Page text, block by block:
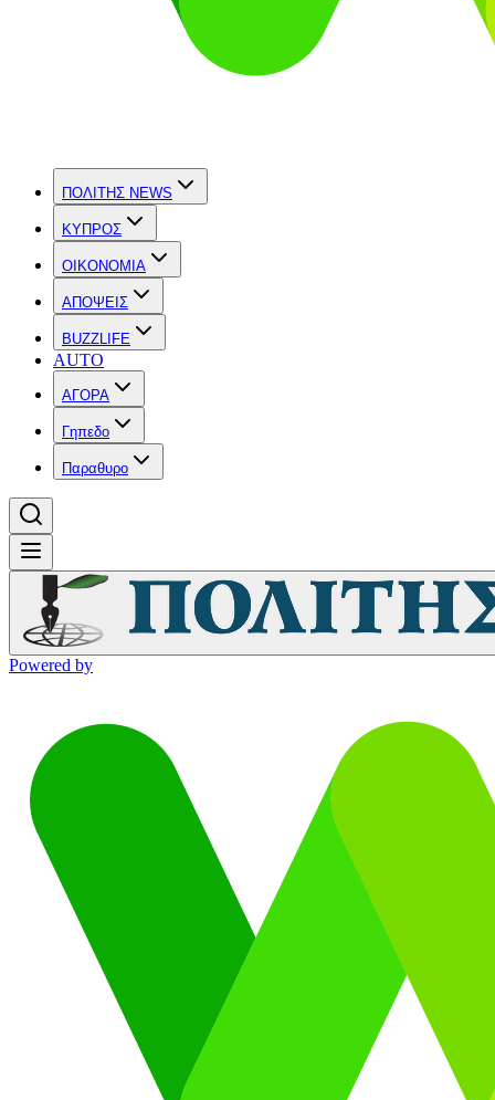
ΠΟΛΙΤΗΣ NEWS
ΚΥΠΡΟΣ
OIKONOMIA
ΑΠΟΨΕΙΣ
BUZZLIFE
AUTO
ΑΓΟΡΑ
Γηπεδο
Παραθυρο
Powered by